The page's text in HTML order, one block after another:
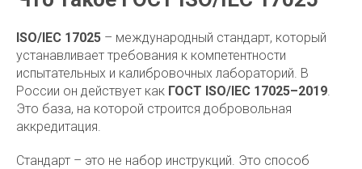
ISO/IEC 17025 – международный стандарт, который
устанавливает требования к компетентности
испытательных и калибровочных лабораторий. В
России он действует как ГОСТ ISO/IEC 17025–2019
Это база, на которой строится добровольная
аккредитация.
Стандарт – это не набор инструкций. Это способ